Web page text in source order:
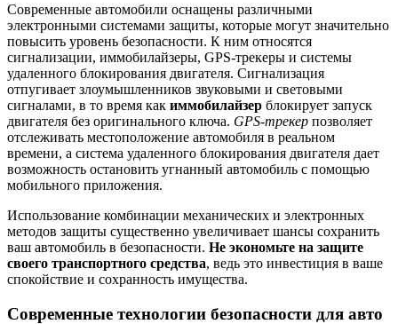
Современные автомобили оснащены различными
электронными системами защиты, которые могут значительно
повысить уровень безопасности. К ним относятся
сигнализации, иммобилайзеры, GPS-трекеры и системы
удаленного блокирования двигателя. Сигнализация
отпугивает злоумышленников звуковыми и световыми
сигналами, в то время как иммобилайзер блокирует запуск
двигателя без оригинального ключа. GPS-трекер позволяет
отслеживать местоположение автомобиля в реальном
времени, а система удаленного блокирования двигателя дает
возможность остановить угнанный автомобиль с помощью
мобильного приложения.
Использование комбинации механических и электронных
методов защиты существенно увеличивает шансы сохранить
ваш автомобиль в безопасности. Не экономьте на защите
своего транспортного средства, ведь это инвестиция в ваше
спокойствие и сохранность имущества.
Современные технологии безопасности для авто